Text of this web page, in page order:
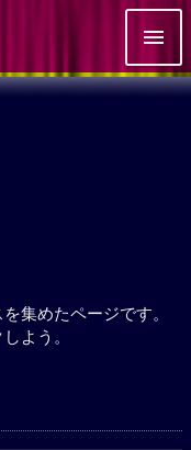
集めたページです。
よう。